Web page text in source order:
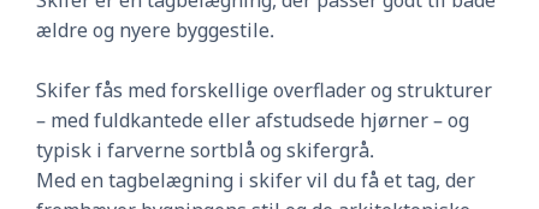
ældre og nyere byggestile.
Skifer fås med forskellige overflader og strukturer
– med fuldkantede eller afstudsede hjørner – og
typisk i farverne sortblå og skifergrå.
Med en tagbelægning i skifer vil du få et tag, der